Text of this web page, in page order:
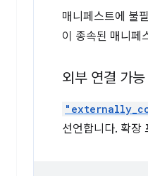
매니페스트에 불
이 종속된 매니페
외부 연결 가능
선언합니다. 확장